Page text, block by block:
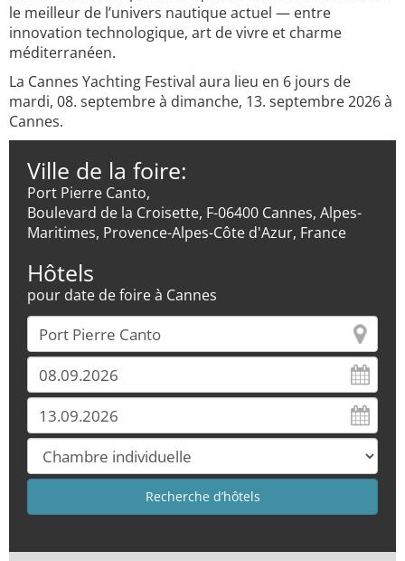
le meilleur de l’univers nautique actuel — entre
innovation technologique, art de vivre et charme
méditerranéen.
La Cannes Yachting Festival aura lieu en 6 jours de
mardi, 08. septembre à dimanche, 13. septembre 2026 à
Cannes.
Ville de la foire:
Port Pierre Canto,
Boulevard de la Croisette, F-06400 Cannes, Alpes-
Maritimes, Provence-Alpes-Côte d'Azur, France
Hôtels
pour date de foire à Cannes